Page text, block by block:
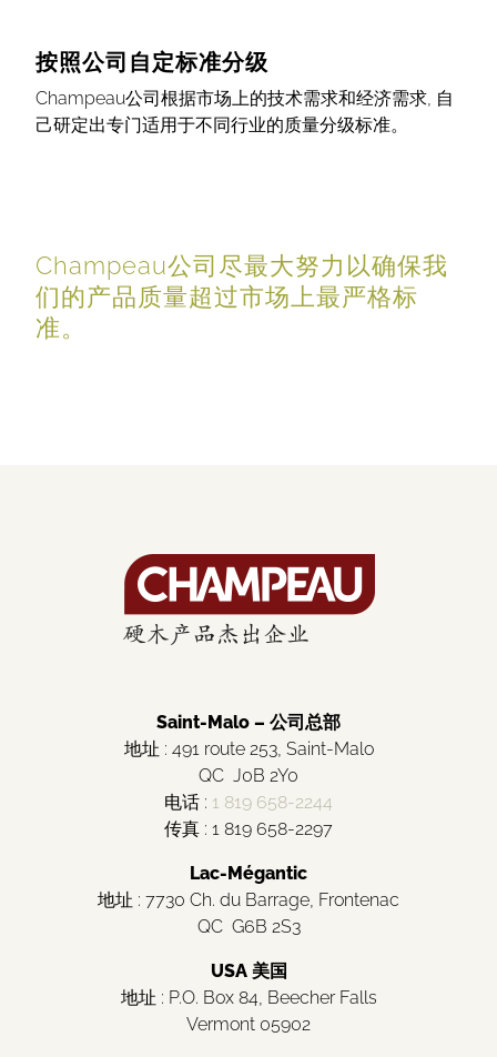
按照公司自定标准分级
Champeau公司根据市场上的技术需求和经济需求, 自
己研定出专门适用于不同行业的质量分级标准。
Champeau公司尽最大努力以确保我
们的产品质量超过市场上最严格标
准。
Saint-Malo – 公司总部
地址 : 491 route 253, Saint-Malo
QC J0B 2Y0
电话 : 1 819 658-2244
传真 : 1 819 658-2297
Lac-Mégantic
地址 : 7730 Ch. du Barrage, Frontenac
QC G6B 2S3
USA 美国
地址 : P.O. Box 84, Beecher Falls
Vermont 05902